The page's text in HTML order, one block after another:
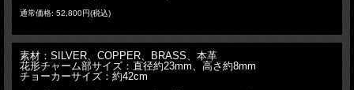
通常価格: 52,800円(税込)
素材：SILVER、COPPER、BRASS、本革
花形チャーム部サイズ：直径約23mm、高さ約8mm
チョーカーサイズ：約42cm